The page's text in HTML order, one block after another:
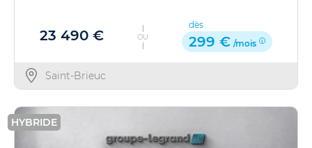
23 490 € OU
dès
299 € /mois
Saint-Brieuc
HYBRIDE